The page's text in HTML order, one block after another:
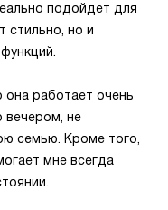
подойдет для
стильно, но и
она работает очень
вечером, не
семью. Кроме того,
мне всегда